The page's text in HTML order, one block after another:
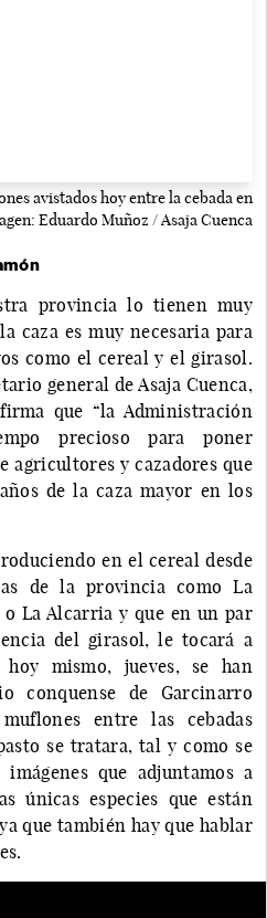
avistados hoy entre la cebada en
Eduardo Muñoz / Asaja Cuenca
provincia lo tienen muy
caza es muy necesaria para
como el cereal y el girasol.
general de Asaja Cuenca,
que “la Administración
precioso para poner
agricultores y cazadores que
de la caza mayor en los
en el cereal desde
de la provincia como La
La Alcarria y que en un par
del girasol, le tocará a
mismo, jueves, se han
conquense de Garcinarro
entre las cebadas
se tratara, tal y como se
que adjuntamos a
únicas especies que están
que también hay que hablar